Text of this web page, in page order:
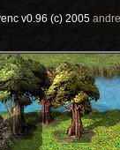
v0.96 (c) 2005